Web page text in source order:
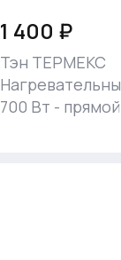
1 400 ₽
Тэн ТЕРМЕКС
700 Вт - прямой